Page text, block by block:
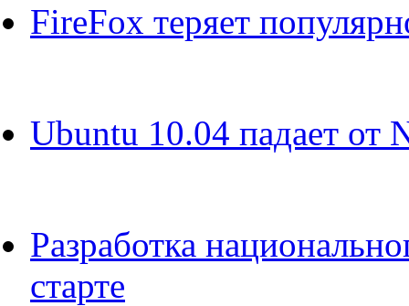
FireFox теряет
Ubuntu 10.04 падает от
Разработка
старте